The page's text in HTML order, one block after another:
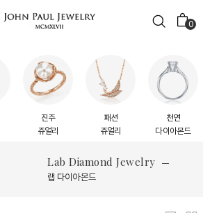
0
진주
쥬얼리
패션
쥬얼리
천연
다이아몬드
Lab Diamond Jewelry
랩 다이아몬드